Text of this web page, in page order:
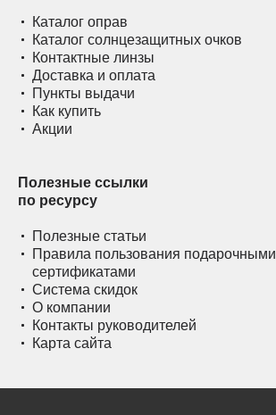
Каталог оправ
Каталог солнцезащитных очков
Контактные линзы
Доставка и оплата
Пункты выдачи
Как купить
Акции
Полезные ссылки
по ресурсу
Полезные статьи
Правила пользования подарочными
сертификатами
Система скидок
О компании
Контакты руководителей
Карта сайта